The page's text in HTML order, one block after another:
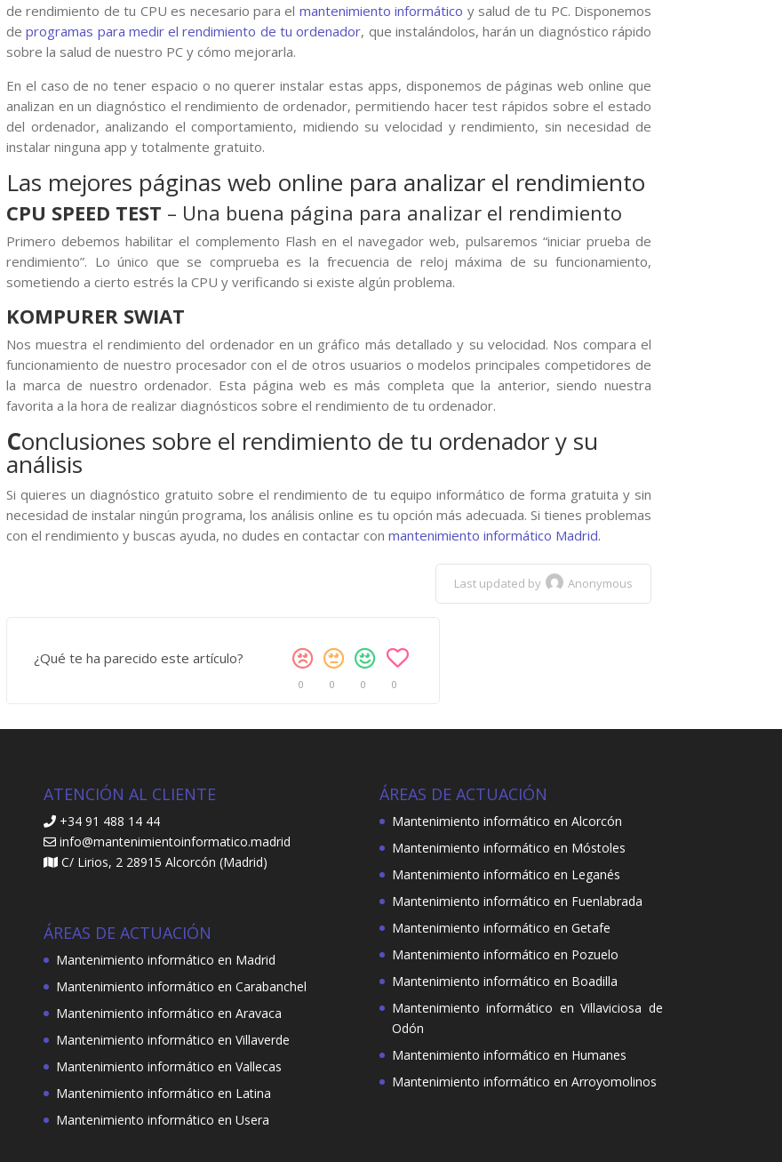
de rendimiento de tu CPU es necesario para el mantenimiento informático y salud de tu PC. Disponemos
deprogramas para medir el rendimiento de tu ordenador, que instalándolos, harán un diagnóstico rápido
sobre la salud de nuestro PC y cómo mejorarla.
En el caso de no tener espacio o no querer instalar estas apps, disponemos de páginas web online que
analizan en un diagnóstico el rendimiento de ordenador, permitiendo hacer test rápidos sobre el estado
del ordenador, analizando el comportamiento, midiendo su velocidad y rendimiento, sin necesidad de
instalar ninguna app y totalmente gratuito.
Las mejores páginas web online para analizar el rendimiento
CPU SPEED TEST – Una buena página para analizar el rendimiento
Primero debemos habilitar el complemento Flash en el navegador web, pulsaremos “iniciar prueba de
rendimiento”. Lo único que se comprueba es la frecuencia de reloj máxima de su funcionamiento,
sometiendo a cierto estrés la CPU y verificando si existe algún problema.
KOMPURER SWIAT
Nos muestra el rendimiento del ordenador en un gráfico más detallado y su velocidad. Nos compara el
funcionamiento de nuestro procesador con el de otros usuarios o modelos principales competidores de
la marca de nuestro ordenador. Esta página web es más completa que la anterior, siendo nuestra
favorita a la hora de realizar diagnósticos sobre el rendimiento de tu ordenador.
Conclusiones sobre el rendimiento de tu ordenador y su
análisis
Si quieres un diagnóstico gratuito sobre el rendimiento de tu equipo informático de forma gratuita y sin
necesidad de instalar ningún programa, los análisis online es tu opción más adecuada. Si tienes problemas
con el rendimiento y buscas ayuda, no dudes en contactar con mantenimiento informático Madrid.
Last updated by Anonymous
¿Qué te ha parecido este artículo?
0 0 0 0
ATENCIÓN AL CLIENTE
+34 91 488 14 44
info@mantenimientoinformatico.madrid
C/ Lirios, 2 28915 Alcorcón (Madrid)
ÁREAS DE ACTUACIÓN
Mantenimiento informático en Madrid
Mantenimiento informático en Carabanchel
Mantenimiento informático en Aravaca
Mantenimiento informático en Villaverde
Mantenimiento informático en Vallecas
Mantenimiento informático en Latina
Mantenimiento informático en Usera
ÁREAS DE ACTUACIÓN
Mantenimiento informático en Alcorcón
Mantenimiento informático en Móstoles
Mantenimiento informático en Leganés
Mantenimiento informático en Fuenlabrada
Mantenimiento informático en Getafe
Mantenimiento informático en Pozuelo
Mantenimiento informático en Boadilla
Mantenimiento informático en Villaviciosa de
Odón
Mantenimiento informático en Humanes
Mantenimiento informático en Arroyomolinos